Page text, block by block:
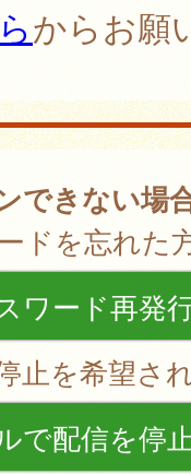
からお願
できない場
ドを忘れた
ワード再発
止を希望さ
で配信を停